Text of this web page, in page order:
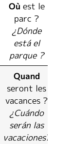
Où est le
parc ?
¿Dónde
está el
parque ?
Quand
seront les
vacances ?
¿Cuándo
serán las
vacaciones?